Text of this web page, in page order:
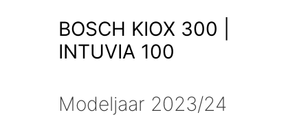
BOSCH KIOX 300 |
INTUVIA 100
Modeljaar 2023/24